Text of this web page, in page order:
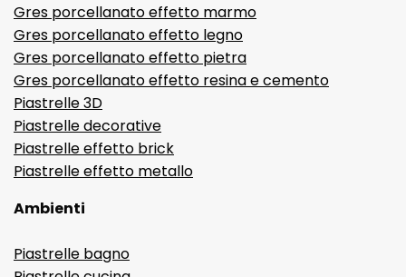
Gres porcellanato effetto marmo
Gres porcellanato effetto legno
Gres porcellanato effetto pietra
Gres porcellanato effetto resina e cemento
Piastrelle 3D
Piastrelle decorative
Piastrelle effetto brick
Piastrelle effetto metallo
Ambienti
Piastrelle bagno